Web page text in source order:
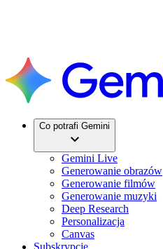
Co potrafi Gemini
Gemini Live
Generowanie obrazów
Generowanie filmów
Generowanie muzyki
Deep Research
Personalizacja
Canvas
Subskrypcje